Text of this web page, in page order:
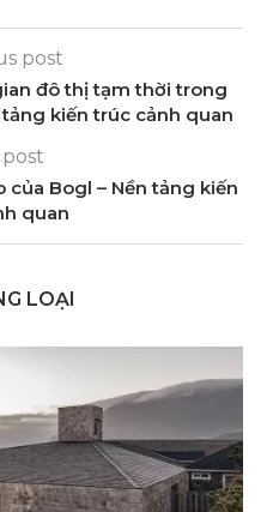
post
đô thị tạm thời trong
kiến ​​trúc cảnh quan
Bogl – Nền tảng kiến
quan
LOẠI